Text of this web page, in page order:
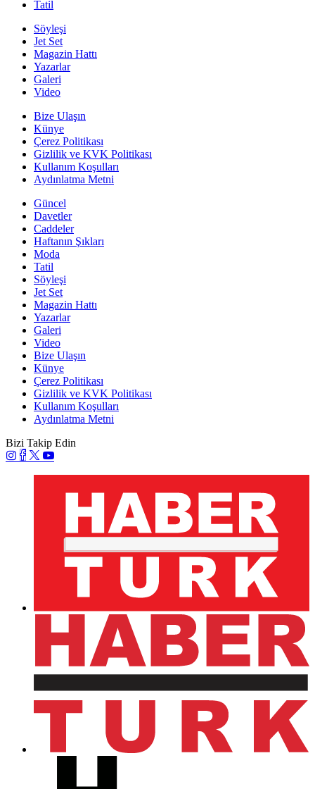
Tatil
Söyleşi
Jet Set
Magazin Hattı
Yazarlar
Galeri
Video
Bize Ulaşın
Künye
Çerez Politikası
Gizlilik ve KVK Politikası
Kullanım Koşulları
Aydınlatma Metni
Güncel
Davetler
Caddeler
Haftanın Şıkları
Moda
Tatil
Söyleşi
Jet Set
Magazin Hattı
Yazarlar
Galeri
Video
Bize Ulaşın
Künye
Çerez Politikası
Gizlilik ve KVK Politikası
Kullanım Koşulları
Aydınlatma Metni
Bizi Takip Edin